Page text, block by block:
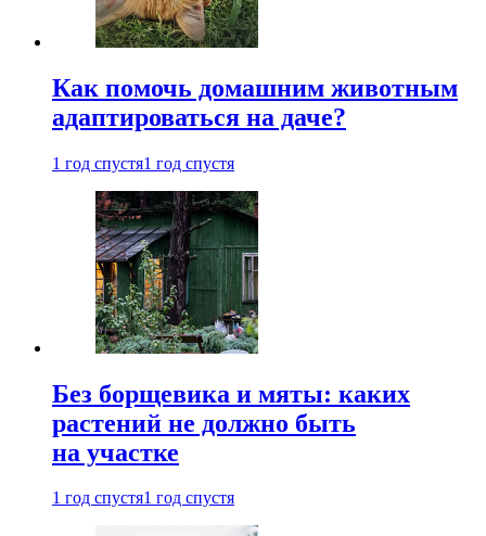
Как помочь домашним животным
адаптироваться на даче?
1 год спустя1 год спустя
Без борщевика и мяты: каких
растений не должно быть
на участке
1 год спустя1 год спустя